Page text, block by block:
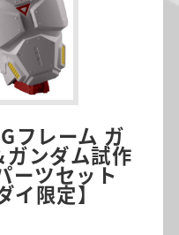
フレーム ガ
ガンダム試作
ーツセット
イ限定】